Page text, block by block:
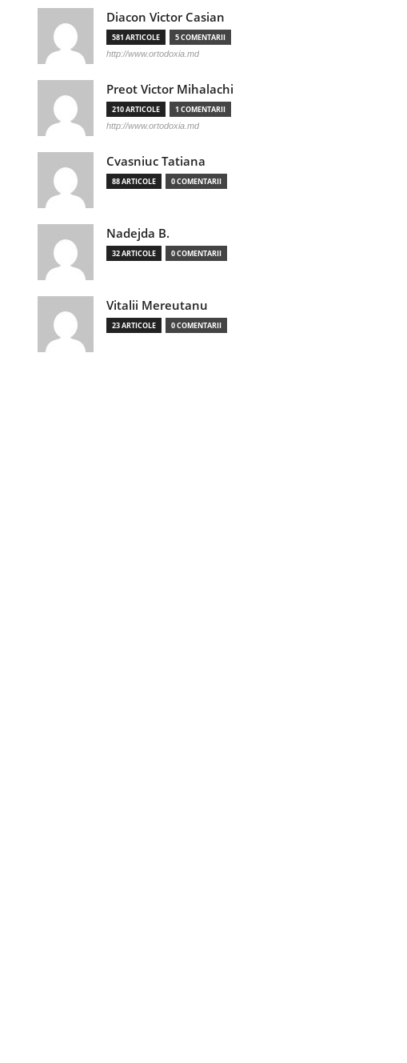
Diacon Victor Casian
581 ARTICOLE 5 COMENTARII
http://www.ortodoxia.md
Preot Victor Mihalachi
210 ARTICOLE 1 COMENTARII
http://www.ortodoxia.md
Cvasniuc Tatiana
88 ARTICOLE 0 COMENTARII
Nadejda B.
32 ARTICOLE 0 COMENTARII
Vitalii Mereutanu
23 ARTICOLE 0 COMENTARII